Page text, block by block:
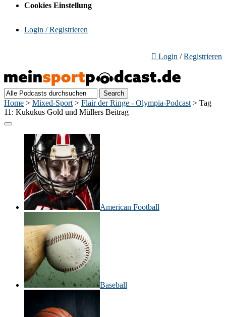
Cookies Einstellung
Login / Registrieren
Login /Registrieren
Home > Mixed-Sport > Flair der Ringe - Olympia-Podcast > Tag
11: Kukukus Gold und Müllers Beitrag
American Football
Baseball